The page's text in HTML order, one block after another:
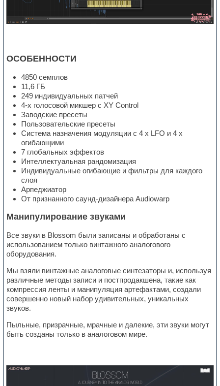
ОСОБЕННОСТИ
4850 семплов
11,6 ГБ
249 индивидуальных патчей
4-х голосовой микшер с XY Control
Заводские пресеты
Пользовательские пресеты
Система назначения модуляции с 4 х LFO и 4 х
огибающими
7 глобальных эффектов
Интеллектуальная рандомизация
Индивидуальные огибающие и фильтры для каждого
слоя
Арпеджиатор
От признанного саунд-дизайнера Audiowarp
Манипулирование звуками
Все звуки в Blossom были записаны и обработаны с
использованием только винтажного аналогового
оборудования.
Мы взяли винтажные аналоговые синтезаторы и, используя
различные методы записи и постпродакшена, такие как
компрессия ленты и манипуляция артефактами, создали
совершенно новый набор удивительных, уникальных
звуков.
Пыльные, призрачные, мрачные и далекие, эти звуки могут
быть созданы только в аналоговом мире.